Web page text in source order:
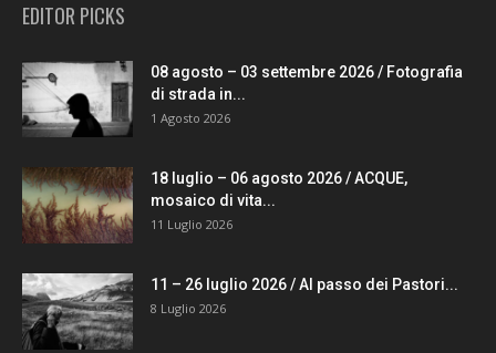
EDITOR PICKS
08 agosto – 03 settembre 2026 / Fotografia
di strada in...
1 Agosto 2026
18 luglio – 06 agosto 2026 / ACQUE,
mosaico di vita...
11 Luglio 2026
11 – 26 luglio 2026 / Al passo dei Pastori...
8 Luglio 2026